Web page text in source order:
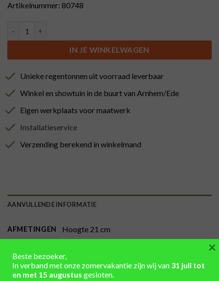
Artikelnummer: 80748
IN JE WINKELWAGEN
Unieke regentonnen uit voorraad leverbaar
Winkel en showtuin in de buurt van Arnhem/Ede
Eigen werkplaats voor maatwerk
Installatieservice
Verzending berekend in winkelmand
AANVULLENDE INFORMATIE
AFMETINGEN Hoogte 21 cm
Metaal
KLEUR HOUT onbehandeld, rood-bruin
Beste bezoeker,
In verband met onze zomervakantie zijn wij van 31 juli tot
en met 15 augustus gesloten.
×